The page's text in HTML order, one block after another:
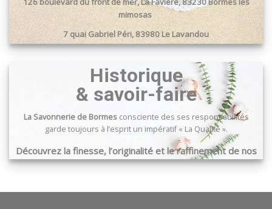
mimosas
7 quai Gabriel Péri, 83980 Le Lavandou
Historique
& savoir-faire
La Savonnerie de Bormesconsciente des ses responsabilités
garde toujours à l’esprit un impératif « La Qualité ».
Découvrez la finesse, l’originalité et le raffinement de nos
produits …